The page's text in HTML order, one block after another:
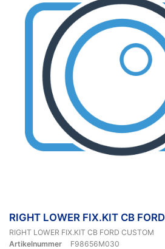
RIGHT LOWER FIX.KIT CB
RIGHT LOWER FIX.KIT CB FORD CUSTOM
Artikelnummer
F98656M030